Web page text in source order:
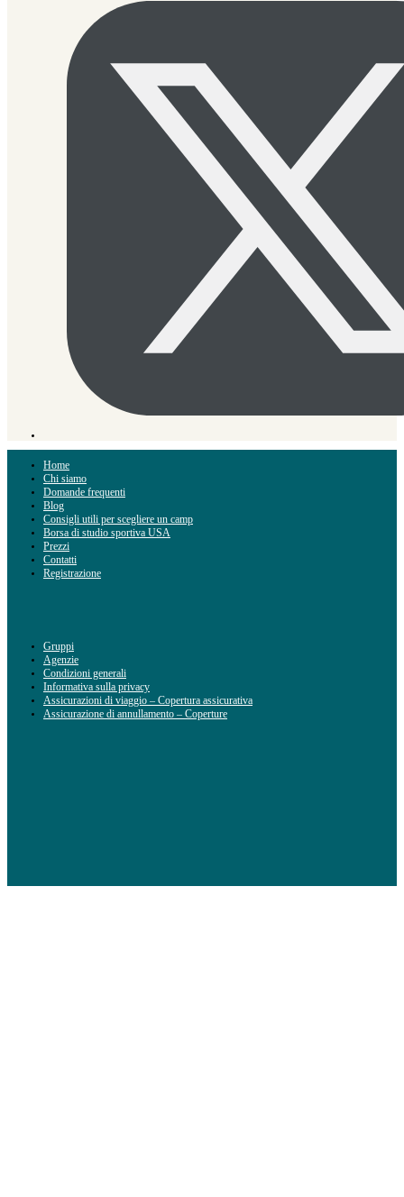
Home
Chi siamo
Domande frequenti
Blog
Consigli utili per scegliere un camp
Borsa di studio sportiva USA
Prezzi
Contatti
Registrazione
Gruppi
Agenzie
Condizioni generali
Informativa sulla privacy
Assicurazioni di viaggio – Copertura assicurativa
Assicurazione di annullamento – Coperture